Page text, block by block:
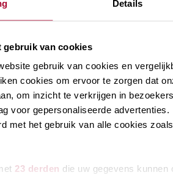
Details
gebruik van cookies
gebruik van cookies en
cookies om ervoor te zorgen dat
om inzicht te verkrijgen in
voor gepersonaliseerde advertenties.
met het gebruik van alle cookies
23 derden die uw gegevens kunnen
Educatie nieuwsbrief